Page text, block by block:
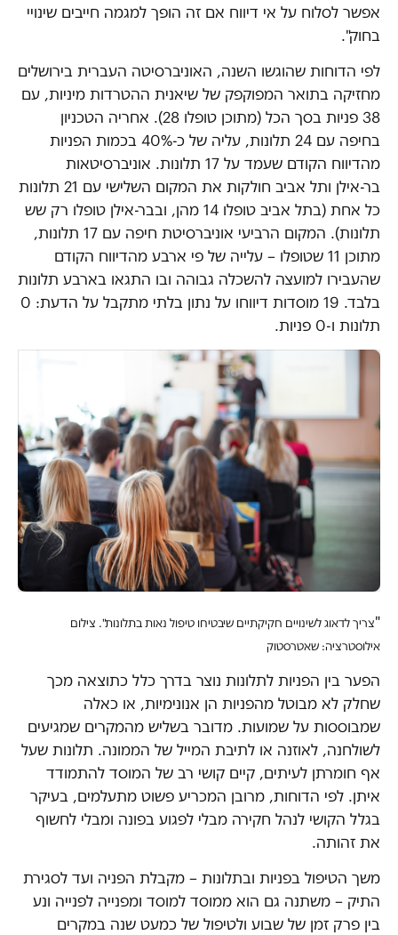
אפשר לסלוח על אי דיווח אם זה הופך למגמה חייבים שינויי
בחוק".
לפי הדוחות שהוגשו השנה, האוניברסיטה העברית בירושלים
מחזיקה בתואר המפוקפק של שיאנית ההטרדות מיניות, עם
38 פניות בסך הכל (מתוכן טופלו 28). אחריה הטכניון
בחיפה עם 24 תלונות, עליה של כ-40% בכמות הפניות
מהדיווח הקודם שעמד על 17 תלונות. אוניברסיטאות
בר-אילן ותל אביב חולקות את המקום השלישי עם 21 תלונות
כל אחת (בתל אביב טופלו 14 מהן, ובבר-אילן טופלו רק שש
תלונות). המקום הרביעי אוניברסיטת חיפה עם 17 תלונות,
מתוכן 11 שטופלו – עלייה של פי ארבע מהדיווח הקודם
שהעבירו למועצה להשכלה גבוהה ובו התגאו בארבע תלונות
בלבד. 19 מוסדות דיווחו על נתון בלתי מתקבל על הדעת: 0
תלונות ו-0 פניות.
"צריך לדאוג לשינויים חקיקתיים שיבטיחו טיפול נאות בתלונות". צילום
אילוסטרציה: שאטרסטוק
הפער בין הפניות לתלונות נוצר בדרך כלל כתוצאה מכך
שחלק לא מבוטל מהפניות הן אנונימיות, או כאלה
שמבוססות על שמועות. מדובר בשליש מהמקרים שמגיעים
לשולחנה, לאוזנה או לתיבת המייל של הממונה. תלונות שעל
אף חומרתן לעיתים, קיים קושי רב של המוסד להתמודד
איתן. לפי הדוחות, מרובן המכריע פשוט מתעלמים, בעיקר
בגלל הקושי לנהל חקירה מבלי לפגוע בפונה ומבלי לחשוף
את זהותה.
משך הטיפול בפניות ובתלונות – מקבלת הפניה ועד לסגירת
התיק – משתנה גם הוא ממוסד למוסד ומפנייה לפנייה ונע
בין פרק זמן של שבוע ולטיפול של כמעט שנה במקרים